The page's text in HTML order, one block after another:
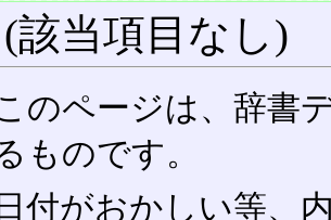
(該当項目なし)
のページは、辞書
ものです。
日付がおかしい等、